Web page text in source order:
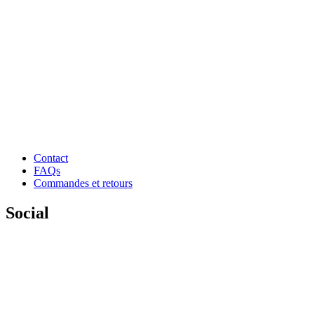
Contact
FAQs
Commandes et retours
Social